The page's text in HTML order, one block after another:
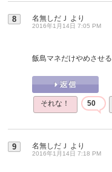
8 名無しだＪ より
2016年1月14日 7:05 PM
飯島マネだけやめさせる
それな！ 50
9 名無しだＪ より
2016年1月14日 7:18 PM